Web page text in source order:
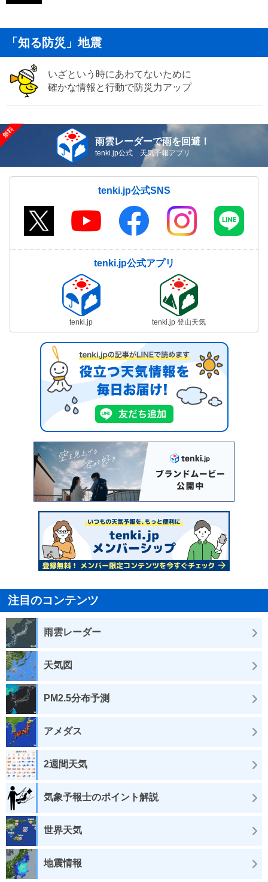
「知る防災」地震
いざという時にあわてないために
確かな情報と行動で防災力アップ
雨雲レーダーで雨を回避！
tenki.jp公式 天気予報アプリ
tenki.jp公式SNS
tenki.jp公式アプリ
tenki.jp tenki.jp 登山天気
注目のコンテンツ
雨雲レーダー
天気図
PM2.5分布予測
アメダス
2週間天気
気象予報士のポイント解説
世界天気
地震情報